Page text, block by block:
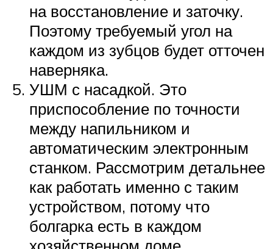
на восстановление и заточку.
Поэтому требуемый угол на
каждом из зубцов будет отточен
наверняка.
УШМ с насадкой. Это
приспособление по точности
между напильником и
автоматическим электронным
станком. Рассмотрим детальнее
как работать именно с таким
устройством, потому что
болгарка есть в каждом